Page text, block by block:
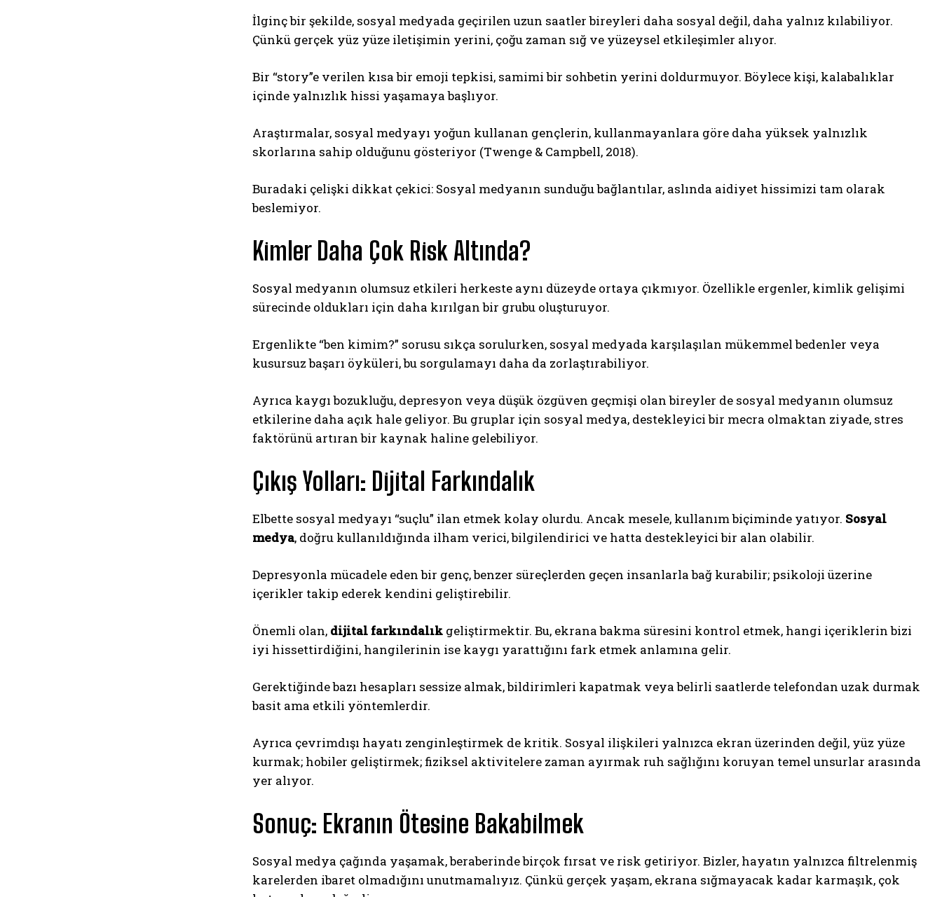
İlginç bir şekilde, sosyal medyada geçirilen uzun saatler bireyleri daha sosyal değil, daha yalnız kılabiliyor.
Çünkü gerçek yüz yüze iletişimin yerini, çoğu zaman sığ ve yüzeysel etkileşimler alıyor.
Bir “story”e verilen kısa bir emoji tepkisi, samimi bir sohbetin yerini doldurmuyor. Böylece kişi, kalabalıklar
içinde yalnızlık hissi yaşamaya başlıyor.
Araştırmalar, sosyal medyayı yoğun kullanan gençlerin, kullanmayanlara göre daha yüksek yalnızlık
skorlarına sahip olduğunu gösteriyor (Twenge & Campbell, 2018).
Buradaki çelişki dikkat çekici: Sosyal medyanın sunduğu bağlantılar, aslında aidiyet hissimizi tam olarak
beslemiyor.
Kimler Daha Çok Risk Altında?
Sosyal medyanın olumsuz etkileri herkeste aynı düzeyde ortaya çıkmıyor. Özellikle ergenler, kimlik gelişimi
sürecinde oldukları için daha kırılgan bir grubu oluşturuyor.
Ergenlikte “ben kimim?” sorusu sıkça sorulurken, sosyal medyada karşılaşılan mükemmel bedenler veya
kusursuz başarı öyküleri, bu sorgulamayı daha da zorlaştırabiliyor.
Ayrıca kaygı bozukluğu, depresyon veya düşük özgüven geçmişi olan bireyler de sosyal medyanın olumsuz
etkilerine daha açık hale geliyor. Bu gruplar için sosyal medya, destekleyici bir mecra olmaktan ziyade, stres
faktörünü artıran bir kaynak haline gelebiliyor.
Çıkış Yolları: Dijital Farkındalık
Elbette sosyal medyayı “suçlu” ilan etmek kolay olurdu. Ancak mesele, kullanım biçiminde yatıyor. Sosyal
medya, doğru kullanıldığında ilham verici, bilgilendirici ve hatta destekleyici bir alan olabilir.
Depresyonla mücadele eden bir genç, benzer süreçlerden geçen insanlarla bağ kurabilir; psikoloji üzerine
içerikler takip ederek kendini geliştirebilir.
Önemli olan, dijital farkındalık geliştirmektir. Bu, ekrana bakma süresini kontrol etmek, hangi içeriklerin bizi
iyi hissettirdiğini, hangilerinin ise kaygı yarattığını fark etmek anlamına gelir.
Gerektiğinde bazı hesapları sessize almak, bildirimleri kapatmak veya belirli saatlerde telefondan uzak durmak
basit ama etkili yöntemlerdir.
Ayrıca çevrimdışı hayatı zenginleştirmek de kritik. Sosyal ilişkileri yalnızca ekran üzerinden değil, yüz yüze
kurmak; hobiler geliştirmek; fiziksel aktivitelere zaman ayırmak ruh sağlığını koruyan temel unsurlar arasında
yer alıyor.
Sonuç: Ekranın Ötesine Bakabilmek
Sosyal medya çağında yaşamak, beraberinde birçok fırsat ve risk getiriyor. Bizler, hayatın yalnızca filtrelenmiş
karelerden ibaret olmadığını unutmamalıyız. Çünkü gerçek yaşam, ekrana sığmayacak kadar karmaşık, çok